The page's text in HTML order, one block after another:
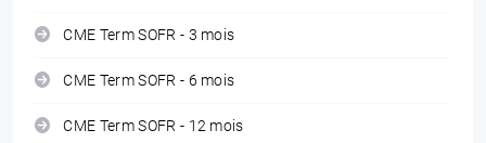
CME Term SOFR - 3 mois
CME Term SOFR - 6 mois
CME Term SOFR - 12 mois